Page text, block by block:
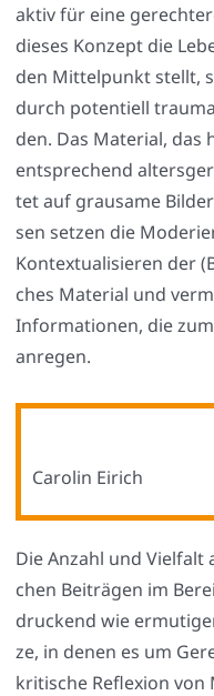
aktiv für eine
die­ses Kon­zept die
den Mit­tel­punkt stellt,
durch poten­ti­ell
den. Das Mate­ri­al,
entspre­chend
tet auf grau­sa­me
sen set­zen die
Kon­tex­tua­li­sie­ren der
ches Mate­ri­al und
Infor­ma­tio­nen, die
anre­gen.
Caro­lin Eirich
Die Anzahl und
chen Bei­trä­gen im
dru­ckend wie
ze, in denen es um
kri­ti­sche Refle­xi­on